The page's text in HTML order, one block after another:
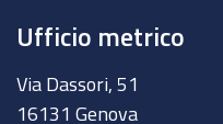
Ufficio metrico
Via Dassori, 51
16131 Genova